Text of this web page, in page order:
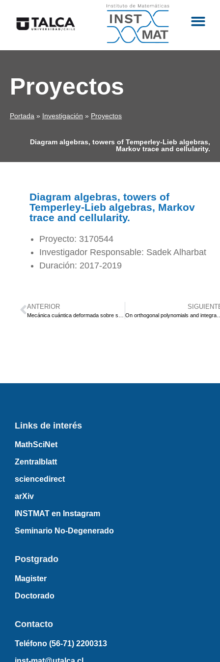
Proyectos
Portada » Investigación » Proyectos
Diagram algebras, towers of Temperley-Lieb algebras,
Markov trace and cellularity.
Diagram algebras, towers of
Temperley-Lieb algebras, Markov
trace and cellularity.
Proyecto: 3170544
Investigador Responsable: Sadek Alharbat
Duración: 2017-2019
ANTERIOR
On orthogonal polynomials
Links de interés
MathSciNet
Zentralblatt
sciencedirect
arXiv
INSTMAT en Instagram
Seminario No-Degenerado
Postgrado
Magister
Doctorado
Contacto
Teléfono (56-71) 2200313